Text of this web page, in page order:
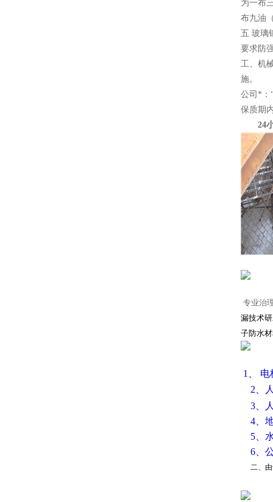
为一布
布九油
五 玻璃
要求防
工、机
施。
公司*：
保质期
24小
专业治
漏技术
子防水
1、
2、
3、
4、
5、
6、
二、